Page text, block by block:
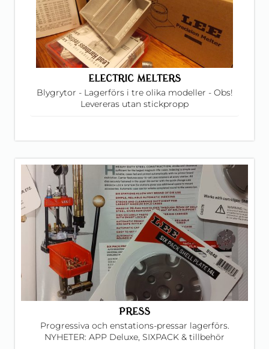
ELECTRIC MELTERS
Blygrytor - Lagerförs i tre olika modeller - Obs!
Levereras utan stickpropp
PRESS
Progressiva och enstations-pressar lagerförs.
NYHETER: APP Deluxe, SIXPACK & tillbehör